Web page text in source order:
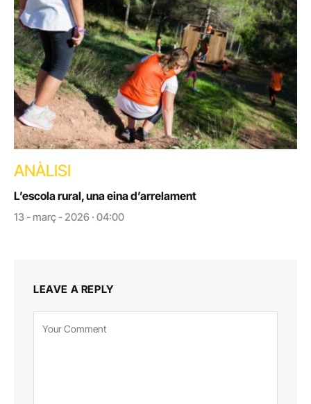
ANÀLISI
L’escola rural, una eina d’arrelament
13 - març - 2026 · 04:00
LEAVE A REPLY